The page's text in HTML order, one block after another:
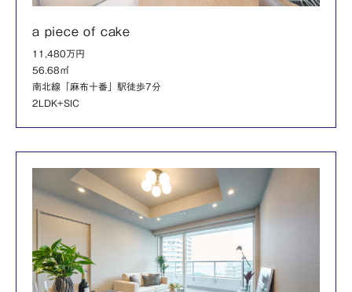
a piece of cake
11,480万円
56.68㎡
南北線「麻布十番」駅徒歩7分
2LDK+SIC